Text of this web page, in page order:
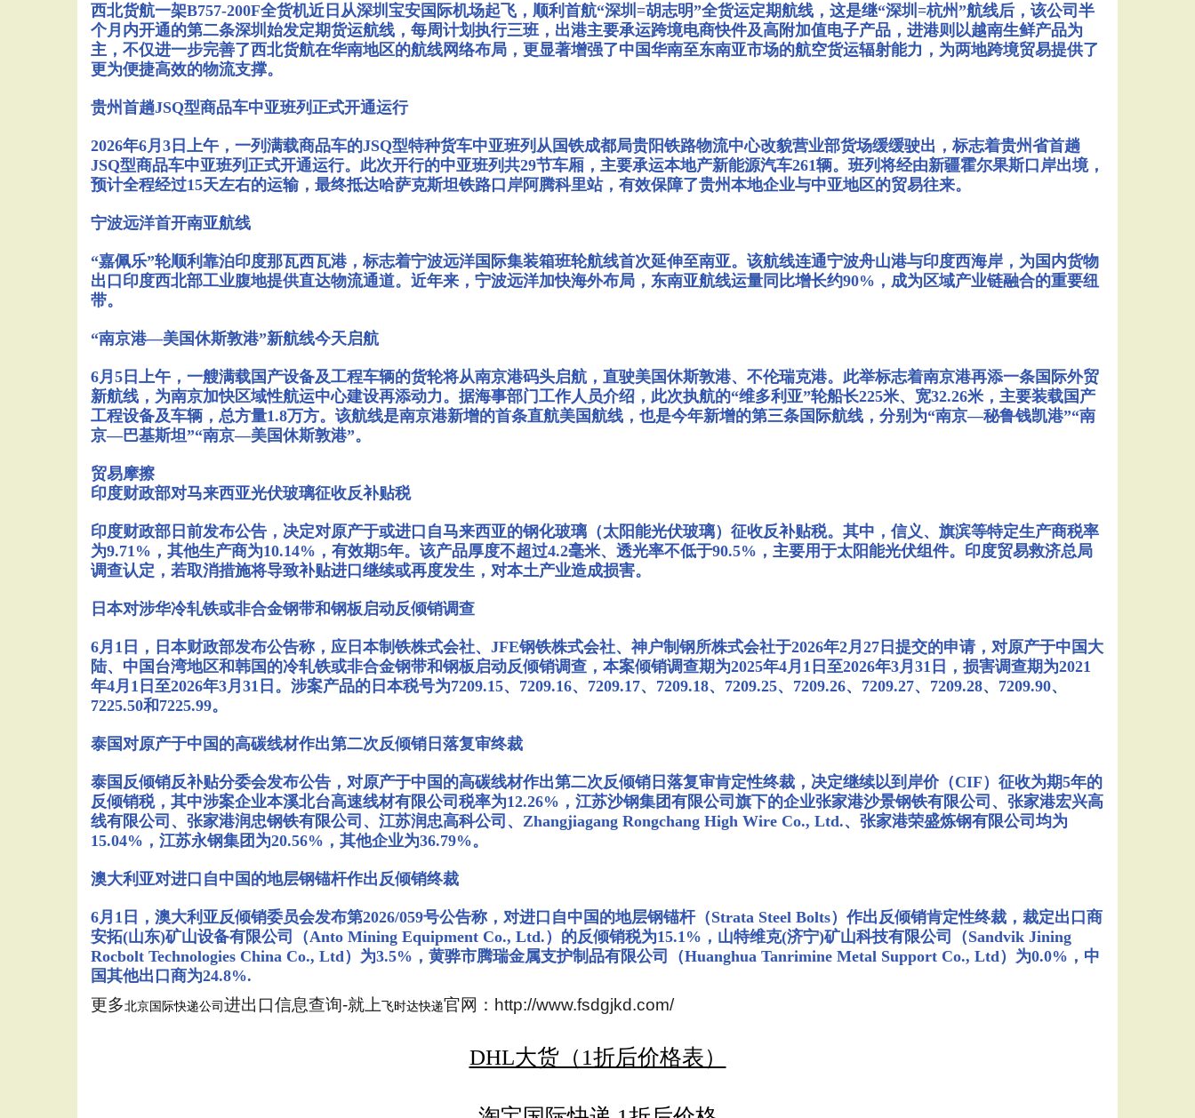
西北货航一架B757-200F全货机近日从深圳宝安国际机场起飞，顺利首航“深圳=胡志明”全货运定期航线，这是继“深圳=杭州”航线后，该公司半
个月内开通的第二条深圳始发定期货运航线，每周计划执行三班，出港主要承运跨境电商快件及高附加值电子产品，进港则以越南生鲜产品为
主，不仅进一步完善了西北货航在华南地区的航线网络布局，更显著增强了中国华南至东南亚市场的航空货运辐射能力，为两地跨境贸易提供了
更为便捷高效的物流支撑。
贵州首趟JSQ型商品车中亚班列正式开通运行
2026年6月3日上午，一列满载商品车的JSQ型特种货车中亚班列从国铁成都局贵阳铁路物流中心改貌营业部货场缓缓驶出，标志着‌贵州省首趟
JSQ型商品车中亚班列正式开通运行‌。此次开行的中亚班列共29节车厢，主要承运本地产新能源汽车261辆。班列将经由新疆霍尔果斯口岸出境，
预计全程经过15天左右的运输，最终抵达哈萨克斯坦铁路口岸阿腾科里站，有效保障了贵州本地企业与中亚地区的贸易往来。
宁波远洋首开南亚航线
“嘉佩乐”轮顺利靠泊印度那瓦西瓦港，标志着宁波远洋国际集装箱班轮航线首次延伸至南亚。该航线连通宁波舟山港与印度西海岸，为国内货物
出口印度西北部工业腹地提供直达物流通道。近年来，宁波远洋加快海外布局，东南亚航线运量同比增长约90%，成为区域产业链融合的重要纽
带。
“南京港—美国休斯敦港”新航线今天启航
6月5日上午，一艘满载国产设备及工程车辆的货轮将从南京港码头启航，直驶美国休斯敦港、不伦瑞克港。此举标志着南京港再添一条国际外贸
新航线，为南京加快区域性航运中心建设再添动力。据海事部门工作人员介绍，此次执航的“维多利亚”轮船长225米、宽32.26米，主要装载国产
工程设备及车辆，总方量1.8万方。该航线是南京港新增的首条直航美国航线，也是今年新增的第三条国际航线，分别为“南京—秘鲁钱凯港”“南
京—巴基斯坦”“南京—美国休斯敦港”。
贸易摩擦
印度财政部对马来西亚光伏玻璃征收反补贴税
印度财政部日前发布公告，决定对原产于或进口自马来西亚的钢化玻璃（太阳能光伏玻璃）征收反补贴税。其中，信义、旗滨等特定生产商税率
为9.71%，其他生产商为10.14%，有效期5年。该产品厚度不超过4.2毫米、透光率不低于90.5%，主要用于太阳能光伏组件。印度贸易救济总局
调查认定，若取消措施将导致补贴进口继续或再度发生，对本土产业造成损害。
日本对涉华冷轧铁或非合金钢带和钢板启动反倾销调查
6月1日，日本财政部发布公告称，应日本制铁株式会社、JFE钢铁株式会社、神户制钢所株式会社于2026年2月27日提交的申请，对原产于中国大
陆、中国台湾地区和韩国的冷轧铁或非合金钢带和钢板启动反倾销调查，本案倾销调查期为2025年4月1日至2026年3月31日，损害调查期为2021
年4月1日至2026年3月31日。涉案产品的日本税号为7209.15、7209.16、7209.17、7209.18、7209.25、7209.26、7209.27、7209.28、7209.90、
7225.50和7225.99。
泰国对原产于中国的高碳线材作出第二次反倾销日落复审终裁
泰国反倾销反补贴分委会发布公告，对原产于中国的高碳线材作出第二次反倾销日落复审肯定性终裁，决定继续以到岸价（CIF）征收为期5年的
反倾销税，其中涉案企业本溪北台高速线材有限公司税率为12.26%，江苏沙钢集团有限公司旗下的企业张家港沙景钢铁有限公司、张家港宏兴高
线有限公司、张家港润忠钢铁有限公司、江苏润忠高科公司、Zhangjiagang Rongchang High Wire Co., Ltd.、张家港荣盛炼钢有限公司均为
15.04%，江苏永钢集团为20.56%，其他企业为36.79%。
澳大利亚对进口自中国的地层钢锚杆作出反倾销终裁
6月1日，澳大利亚反倾销委员会发布第2026/059号公告称，对进口自中国的地层钢锚杆（Strata Steel Bolts）作出反倾销肯定性终裁，裁定出口商
安拓(山东)矿山设备有限公司（Anto Mining Equipment Co., Ltd.）的反倾销税为15.1%，山特维克(济宁)矿山科技有限公司（Sandvik Jining
Rocbolt Technologies China Co., Ltd）为3.5%，黄骅市腾瑞金属支护制品有限公司（Huanghua Tanrimine Metal Support Co., Ltd）为0.0%，中
国其他出口商为24.8%.
更多北京国际快递公司进出口信息查询-就上飞时达快递官网：http://www.fsdgjkd.com/
DHL大货（1折后价格表）